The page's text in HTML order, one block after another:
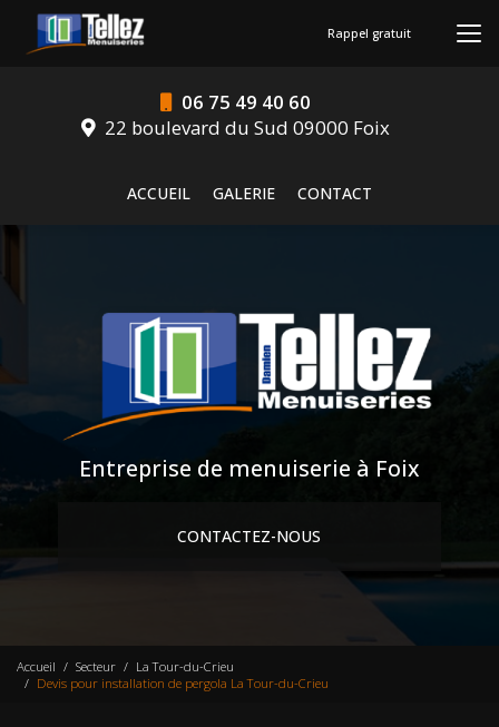
contenu
06 75 49 40 60
22 boulevard du Sud 09000 Foix
ACCUEIL
GALERIE CONTACT
Rappel gratuit
Entreprise de menuiserie à Foix
CONTACTEZ-NOUS
Accueil Secteur
La Tour-du-Crieu
Devis pour installation de pergola La Tour-du-Crieu